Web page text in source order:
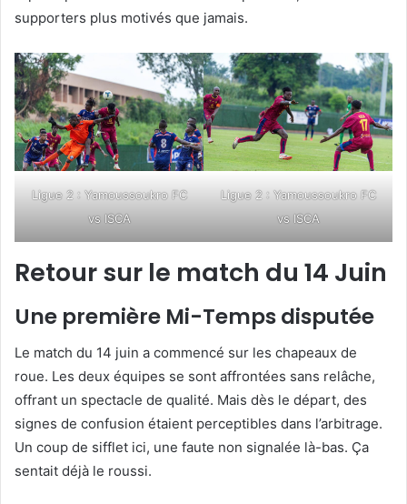
supporters plus motivés que jamais.
Ligue 2 : Yamoussoukro FC
vs ISCA
Ligue 2 : Yamoussoukro FC
vs ISCA
Retour sur le match du 14 Juin
Une première Mi-Temps disputée
Le match du 14 juin a commencé sur les chapeaux de
roue. Les deux équipes se sont affrontées sans relâche,
offrant un spectacle de qualité. Mais dès le départ, des
signes de confusion étaient perceptibles dans l’arbitrage.
Un coup de sifflet ici, une faute non signalée là-bas. Ça
sentait déjà le roussi.